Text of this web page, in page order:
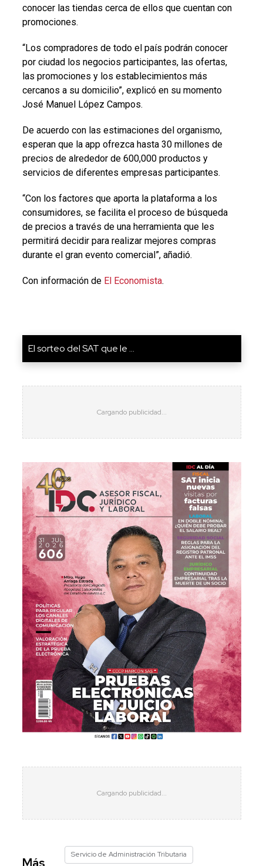
conocer las tiendas cerca de ellos que cuentan con
promociones.
“Los compradores de todo el país podrán conocer
por ciudad los negocios participantes, las ofertas,
las promociones y los establecimientos más
cercanos a su domicilio”, explicó en su momento
José Manuel López Campos.
De acuerdo con las estimaciones del organismo,
esperan que la app ofrezca hasta 30 millones de
precios de alrededor de 600,000 productos y
servicios de diferentes empresas participantes.
“Con los factores que aporta la plataforma a los
consumidores, se facilita el proceso de búsqueda
de precios a través de una herramienta que les
permitirá decidir para realizar mejores compras
durante el gran evento comercial”, añadió.
Con información de El Economista.
El sorteo del SAT que le ...
Servicio de Administración Tributaria